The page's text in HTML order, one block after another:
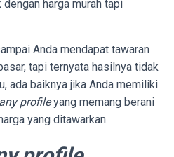
harga murah tapi
Anda mendapat tawaran
tapi ternyata hasilnya tidak
ada baiknya jika Anda memiliki
profileyang memang berani
yang ditawarkan.